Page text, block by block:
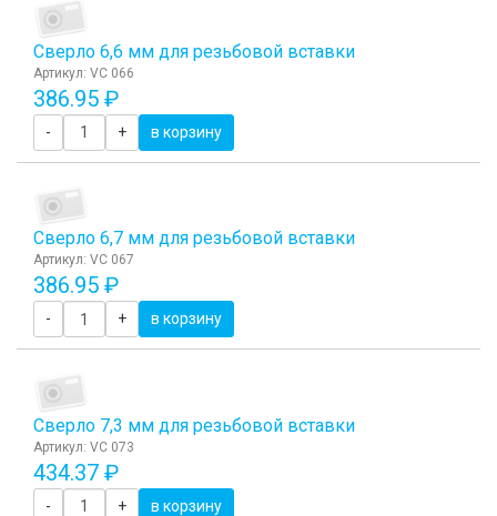
Сверло 6,6 мм для резьбовой вставки
Артикул: VC 066
386.95 ₽
- + в корзину
Сверло 6,7 мм для резьбовой вставки
Артикул: VC 067
386.95 ₽
- + в корзину
Сверло 7,3 мм для резьбовой вставки
Артикул: VC 073
434.37 ₽
- + в корзину